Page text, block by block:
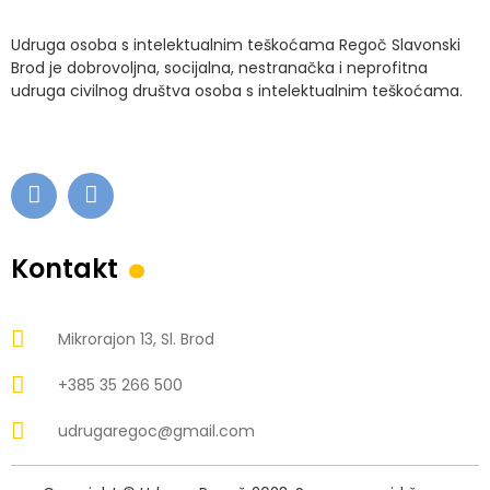
Udruga osoba s intelektualnim teškoćama Regoč Slavonski
Brod je dobrovoljna, socijalna, nestranačka i neprofitna
udruga civilnog društva osoba s intelektualnim teškoćama.
Kontakt .
Mikrorajon 13, Sl. Brod
+385 35 266 500
udrugaregoc@gmail.com